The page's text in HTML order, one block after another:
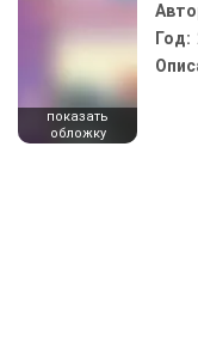
показать
обложку
Год: